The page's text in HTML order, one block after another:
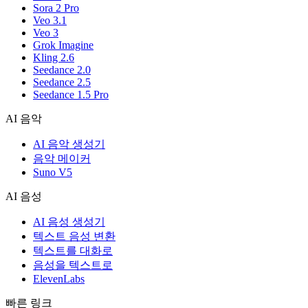
Sora 2 Pro
Veo 3.1
Veo 3
Grok Imagine
Kling 2.6
Seedance 2.0
Seedance 2.5
Seedance 1.5 Pro
AI 음악
AI 음악 생성기
음악 메이커
Suno V5
AI 음성
AI 음성 생성기
텍스트 음성 변환
텍스트를 대화로
음성을 텍스트로
ElevenLabs
빠른 링크